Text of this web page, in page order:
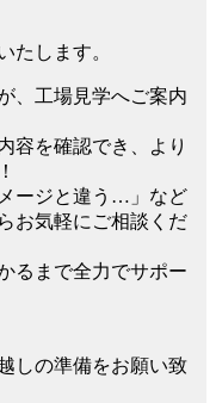
たします。
、工場見学へご案内
容を確認でき、より
ージと違う…」など
お気軽にご相談くだ
るまで全力でサポー
しの準備をお願い致